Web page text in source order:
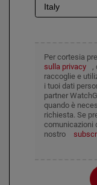
Per cortesia
sulla privacy
,
raccoglie e
i tuoi dati
partner
quando è
richiesta. Se
comunicazioni
nostro